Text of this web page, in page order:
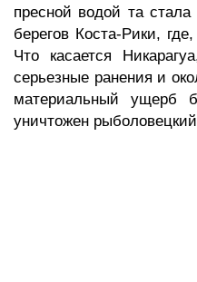
пресной водой та
берегов Коста-Рики,
Что касается
серьезные ранения и
материальный
уничтожен